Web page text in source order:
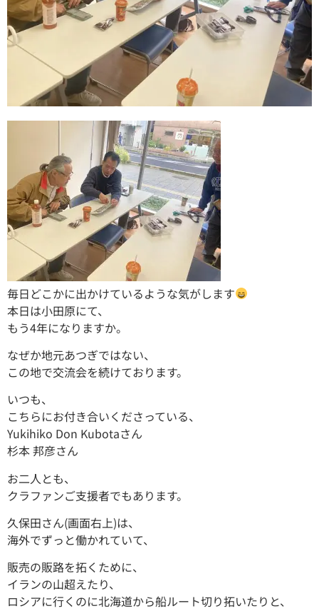
毎日どこかに出かけているような気がします
本日は小田原にて、
もう4年になりますか。
なぜか地元あつぎではない、
この地で交流会を続けております。
いつも、
こちらにお付き合いくださっている、
Yukihiko Don Kubotaさん
杉本 邦彦さん
お二人とも、
クラファンご支援者でもあります。
久保田さん(画面右上)は、
海外でずっと働かれていて、
販売の販路を拓くために、
イランの山超えたり、
ロシアに行くのに北海道から船ルート切り拓いたりと、